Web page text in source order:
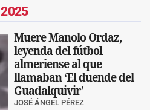
2025
Muere Manolo Ordaz,
leyenda del fútbol
almeriense al que
llamaban ‘El duende del
Guadalquivir’
JOSÉ ÁNGEL PÉREZ